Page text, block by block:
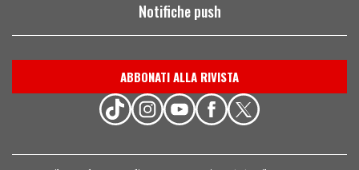
Notifiche push
ABBONATI ALLA RIVISTA